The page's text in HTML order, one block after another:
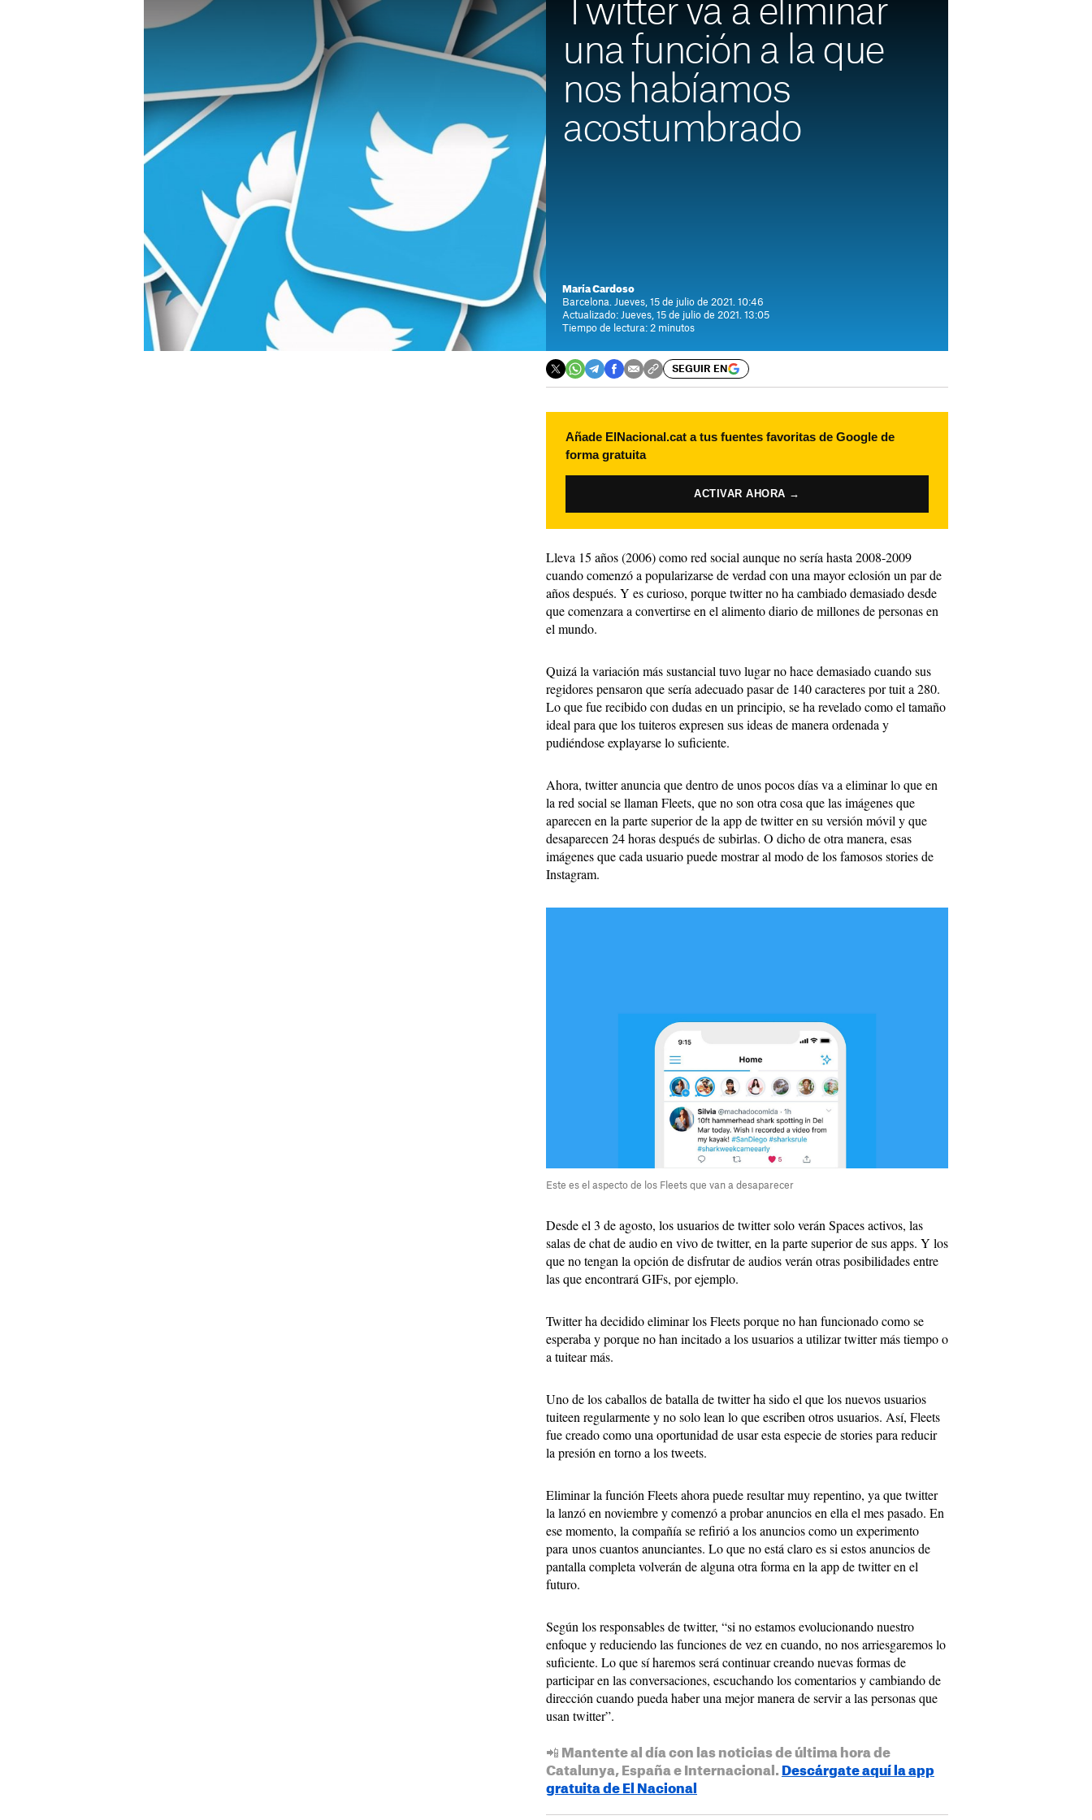
Twitter va a eliminar
una función a la que
nos habíamos
acostumbrado
María Cardoso
Barcelona. Jueves, 15 de julio de 2021. 10:46
Actualizado: Jueves, 15 de julio de 2021. 13:05
Tiempo de lectura: 2 minutos
SEGUIR EN
Añade ElNacional.cat a tus fuentes favoritas de Google de
forma gratuita
ACTIVAR AHORA →
Lleva 15 años (2006) como red social aunque no sería hasta 2008-2009
cuando comenzó a popularizarse de verdad con una mayor eclosión un par de
años después. Y es curioso, porque twitter no ha cambiado demasiado desde
que comenzara a convertirse en el alimento diario de millones de personas en
el mundo.
Quizá la variación más sustancial tuvo lugar no hace demasiado cuando sus
regidores pensaron que sería adecuado pasar de 140 caracteres por tuit a 280.
Lo que fue recibido con dudas en un principio, se ha revelado como el tamaño
ideal para que los tuiteros expresen sus ideas de manera ordenada y
pudiéndose explayarse lo suficiente.
Ahora, twitter anuncia que dentro de unos pocos días va a eliminar lo que en
la red social se llaman Fleets, que no son otra cosa que las imágenes que
aparecen en la parte superior de la app de twitter en su versión móvil y que
desaparecen 24 horas después de subirlas. O dicho de otra manera, esas
imágenes que cada usuario puede mostrar al modo de los famosos stories de
Instagram.
Este es el aspecto de los Fleets que van a desaparecer
Desde el 3 de agosto, los usuarios de twitter solo verán Spaces activos, las
salas de chat de audio en vivo de twitter, en la parte superior de sus apps. Y los
que no tengan la opción de disfrutar de audios verán otras posibilidades entre
las que encontrará GIFs, por ejemplo.
Twitter ha decidido eliminar los Fleets porque no han funcionado como se
esperaba y porque no han incitado a los usuarios a utilizar twitter más tiempo o
a tuitear más.
Uno de los caballos de batalla de twitter ha sido el que los nuevos usuarios
tuiteen regularmente y no solo lean lo que escriben otros usuarios. Así, Fleets
fue creado como una oportunidad de usar esta especie de stories para reducir
la presión en torno a los tweets.
Eliminar la función Fleets ahora puede resultar muy repentino, ya que twitter
la lanzó en noviembre y comenzó a probar anuncios en ella el mes pasado. En
ese momento, la compañía se refirió a los anuncios como un experimento
para unos cuantos anunciantes. Lo que no está claro es si estos anuncios de
pantalla completa volverán de alguna otra forma en la app de twitter en el
futuro.
Según los responsables de twitter, “si no estamos evolucionando nuestro
enfoque y reduciendo las funciones de vez en cuando, no nos arriesgaremos lo
suficiente. Lo que sí haremos será continuar creando nuevas formas de
participar en las conversaciones, escuchando los comentarios y cambiando de
dirección cuando pueda haber una mejor manera de servir a las personas que
usan twitter”.
📲 Mantente al día con las noticias de última hora de
Catalunya, España e Internacional. Descárgate aquí la app
gratuita de El Nacional